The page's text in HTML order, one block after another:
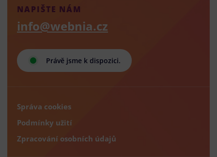
Právě jsme k dispozici.
NAPIŠTE NÁM
info@webnia.cz
Správa cookies
Podmínky užití
Zpracování osobních údajů